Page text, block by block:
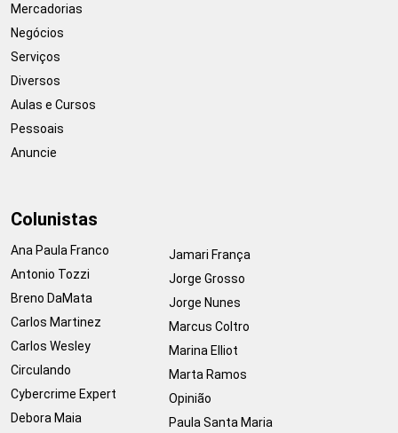
Mercadorias
Negócios
Serviços
Diversos
Aulas e Cursos
Pessoais
Anuncie
Colunistas
Ana Paula Franco
Antonio Tozzi
Breno DaMata
Carlos Martinez
Carlos Wesley
Circulando
Cybercrime Expert
Debora Maia
Jamari França
Jorge Grosso
Jorge Nunes
Marcus Coltro
Marina Elliot
Marta Ramos
Opinião
Paula Santa Maria